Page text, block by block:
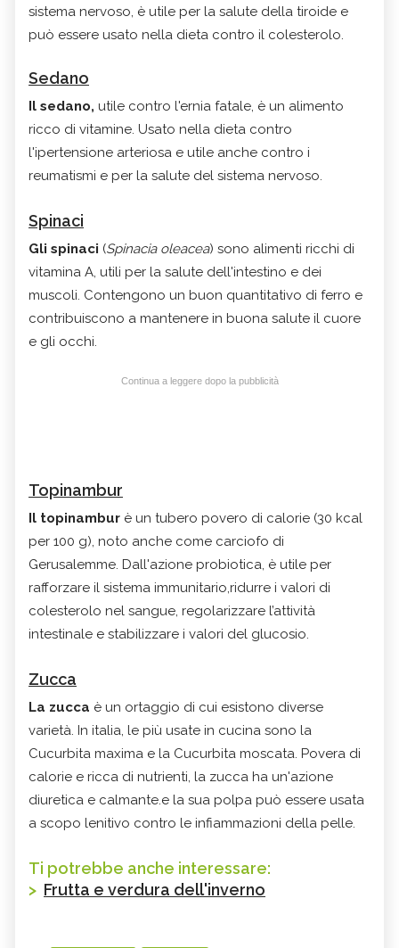
sistema nervoso, è utile per la salute della tiroide e
può essere usato nella dieta contro il colesterolo.
Sedano
Il sedano, utile contro l'ernia fatale, è un alimento
ricco di vitamine. Usato nella dieta contro
l'ipertensione arteriosa e utile anche contro i
reumatismi e per la salute del sistema nervoso.
Spinaci
Gli spinaci (Spinacia oleacea) sono alimenti ricchi di
vitamina A, utili per la salute dell'intestino e dei
muscoli. Contengono un buon quantitativo di ferro e
contribuiscono a mantenere in buona salute il cuore
e gli occhi.
Continua a leggere dopo la pubblicità
Topinambur
Il topinambur è un tubero povero di calorie (30 kcal
per 100 g), noto anche come carciofo di
Gerusalemme. Dall'azione probiotica, è utile per
rafforzare il sistema immunitario,ridurre i valori di
colesterolo nel sangue, regolarizzare l’attività
intestinale e stabilizzare i valori del glucosio.
Zucca
La zucca è un ortaggio di cui esistono diverse
varietà. In italia, le più usate in cucina sono la
Cucurbita maxima e la Cucurbita moscata. Povera di
calorie e ricca di nutrienti, la zucca ha un'azione
diuretica e calmante.e la sua polpa può essere usata
a scopo lenitivo contro le infiammazioni della pelle.
Ti potrebbe anche interessare:
> Frutta e verdura dell'inverno